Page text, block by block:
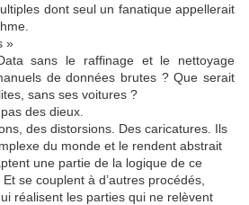
dont seul un fanatique appellerait
»
sans le raffinage et le nettoyage
de données brutes ? Que serait
sans ses voitures ?
des dieux.
des distorsions. Des caricatures. Ils
du monde et le rendent abstrait
une partie de la logique de ce
se couplent à d’autres procédés,
réalisent les parties qui ne relèvent